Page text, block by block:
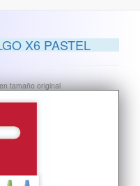
X6 PASTEL
tamaño original